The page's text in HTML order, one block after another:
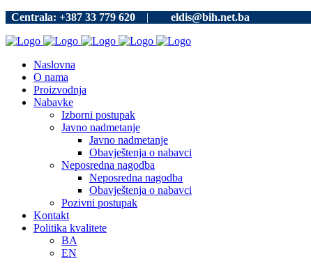
Centrala: +387 33 779 620 | eldis@bih.net.ba
Naslovna
O nama
Proizvodnja
Nabavke
Izborni postupak
Javno nadmetanje
Javno nadmetanje
Obavještenja o nabavci
Neposredna nagodba
Neposredna nagodba
Obavještenja o nabavci
Pozivni postupak
Kontakt
Politika kvalitete
BA
EN